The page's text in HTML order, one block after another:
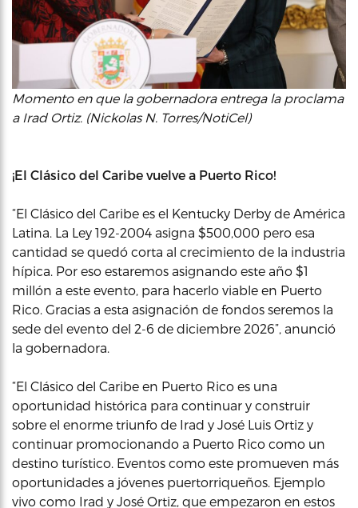
Momento en que la gobernadora entrega la proclama
a Irad Ortiz. (Nickolas N. Torres/NotiCel)
¡El Clásico del Caribe vuelve a Puerto Rico!
“El Clásico del Caribe es el Kentucky Derby de América
Latina. La Ley 192-2004 asigna $500,000 pero esa
cantidad se quedó corta al crecimiento de la industria
hípica. Por eso estaremos asignando este año $1
millón a este evento, para hacerlo viable en Puerto
Rico. Gracias a esta asignación de fondos seremos la
sede del evento del 2-6 de diciembre 2026”, anunció
la gobernadora.
“El Clásico del Caribe en Puerto Rico es una
oportunidad histórica para continuar y construir
sobre el enorme triunfo de Irad y José Luis Ortiz y
continuar promocionando a Puerto Rico como un
destino turístico. Eventos como este promueven más
oportunidades a jóvenes puertorriqueños. Ejemplo
vivo como Irad y José Ortiz, que empezaron en estos